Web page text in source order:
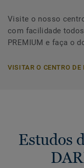
Visite o nosso
com facilidade
PREMIUM e faça o
VISITAR O CENTRO DE
Estudos